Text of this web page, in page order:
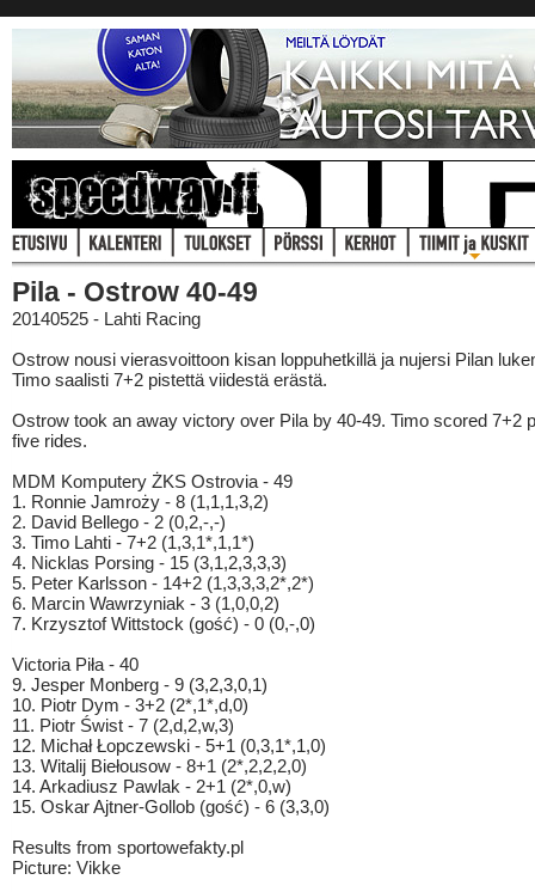
Pila - Ostrow 40-49
20140525 - Lahti Racing
Ostrow nousi vierasvoittoon kisan loppuhetkillä ja nujersi Pilan
Timo saalisti 7+2 pistettä viidestä erästä.
Ostrow took an away victory over Pila by 40-49. Timo scored 7+2
five rides.
MDM Komputery ŻKS Ostrovia - 49
1. Ronnie Jamroży - 8 (1,1,1,3,2)
2. David Bellego - 2 (0,2,-,-)
3. Timo Lahti - 7+2 (1,3,1*,1,1*)
4. Nicklas Porsing - 15 (3,1,2,3,3,3)
5. Peter Karlsson - 14+2 (1,3,3,3,2*,2*)
6. Marcin Wawrzyniak - 3 (1,0,0,2)
7. Krzysztof Wittstock (gość) - 0 (0,-,0)
Victoria Piła - 40
9. Jesper Monberg - 9 (3,2,3,0,1)
10. Piotr Dym - 3+2 (2*,1*,d,0)
11. Piotr Świst - 7 (2,d,2,w,3)
12. Michał Łopczewski - 5+1 (0,3,1*,1,0)
13. Witalij Biełousow - 8+1 (2*,2,2,2,0)
14. Arkadiusz Pawlak - 2+1 (2*,0,w)
15. Oskar Ajtner-Gollob (gość) - 6 (3,3,0)
Results from sportowefakty.pl
Picture: Vikke